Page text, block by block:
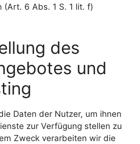
(Art. 6 Abs. 1 S. 1 lit. f)
des
und
Daten der Nutzer, um ihnen
zur Verfügung stellen zu
Zweck verarbeiten wir die